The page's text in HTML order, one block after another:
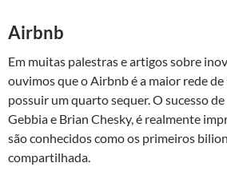
Airbnb
Em muitas palestras e artigos sobre
ouvimos que o Airbnb é a maior rede
possuir um quarto sequer. O sucesso
Gebbia e Brian Chesky, é realmente
são conhecidos como os primeiros
compartilhada.